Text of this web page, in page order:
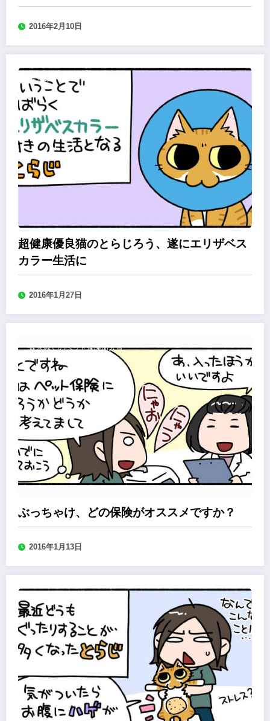
2016年2月10日
森永みぐのペット保険加入道
超健康優良猫のとらじろう、遂にエリザベス
カラー生活に
2016年1月27日
森永みぐのペット保険加入道
ぶっちゃけ、どの保険がオススメですか？
2016年1月13日